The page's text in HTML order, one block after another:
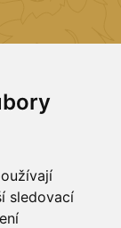
sledovací